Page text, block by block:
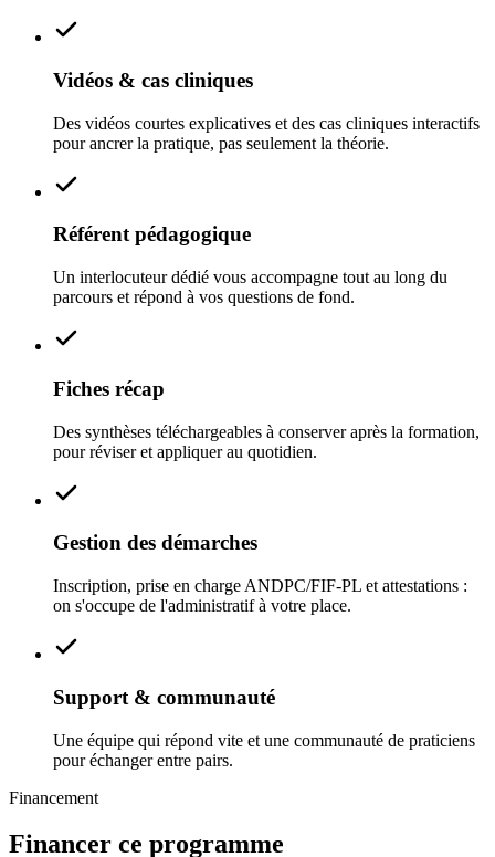
Vidéos & cas cliniques
Des vidéos courtes explicatives et des cas cliniques interactifs
pour ancrer la pratique, pas seulement la théorie.
Référent pédagogique
Un interlocuteur dédié vous accompagne tout au long du
parcours et répond à vos questions de fond.
Fiches récap
Des synthèses téléchargeables à conserver après la formation,
pour réviser et appliquer au quotidien.
Gestion des démarches
Inscription, prise en charge ANDPC/FIF‑PL et attestations :
on s'occupe de l'administratif à votre place.
Support & communauté
Une équipe qui répond vite et une communauté de praticiens
pour échanger entre pairs.
Financement
Financer ce programme